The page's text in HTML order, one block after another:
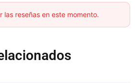
las reseñas en este momento.